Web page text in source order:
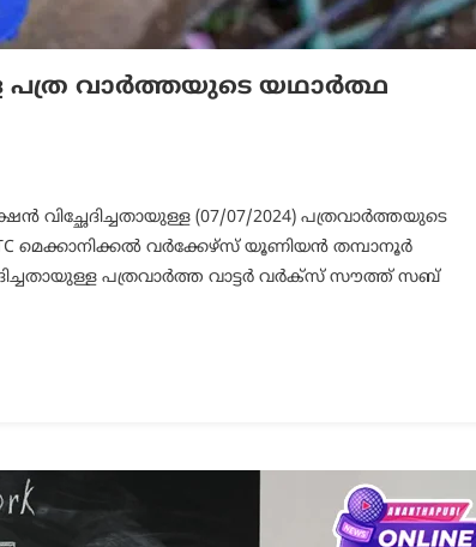
പത്ര വാര്‍ത്തയുടെ യഥാര്‍ത്ഥ
വിച്ഛേദിച്ചതായുള്ള (07/07/2024) പത്രവാര്‍ത്തയുടെ
മെക്കാനിക്കല്‍ വര്‍ക്കേഴ്സ്‌ യൂണിയന്‍ തമ്പാനൂര്‍
പത്രവാര്‍ത്ത വാട്ടര്‍ വര്‍ക്‌സ്‌ സൗത്ത്‌ സബ്‌